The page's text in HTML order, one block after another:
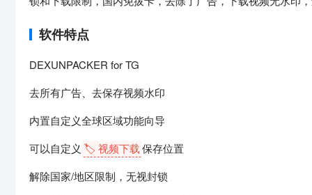
软件特点
DEXUNPACKER for TG
去所有广告、去保存视频水印
内置自定义全球区域功能向导
可以自定义 🏷️ 视频下载保存位置
解除国家/地区限制，无视封锁